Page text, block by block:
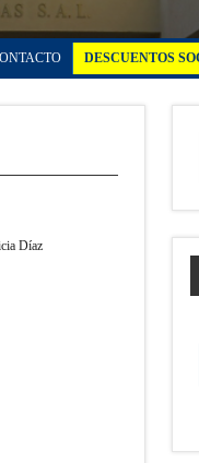
DESCUENTOS
Díaz